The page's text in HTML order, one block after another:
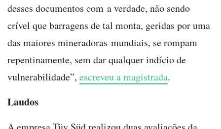
desses documentos com a verdade, não sendo
crível que barragens de tal monta, geridas por uma
das maiores mineradoras mundiais, se rompam
repentinamente, sem dar qualquer indício de
vulnerabilidade”, escreveu a magistrada.
Laudos